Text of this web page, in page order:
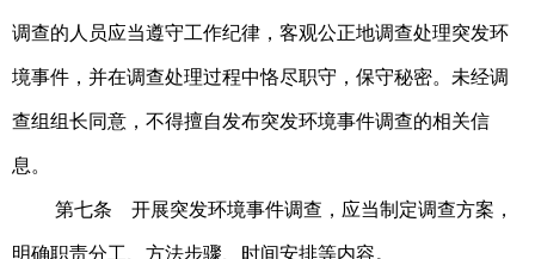
调查的人员应当遵守工作纪律，客观公正地调查处理突发环
境事件，并在调查处理过程中恪尽职守，保守秘密。未经调
查组组长同意，不得擅自发布突发环境事件调查的相关信
息。
第七条 开展突发环境事件调查，应当制定调查方案，
明确职责分工、方法步骤、时间安排等内容。